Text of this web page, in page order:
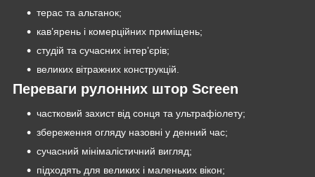
терас та альтанок;
кав’ярень і комерційних приміщень;
студій та сучасних інтер’єрів;
великих вітражних конструкцій.
Переваги рулонних штор Screen
частковий захист від сонця та ультрафіолету;
збереження огляду назовні у денний час;
сучасний мінімалістичний вигляд;
підходять для великих і маленьких вікон;